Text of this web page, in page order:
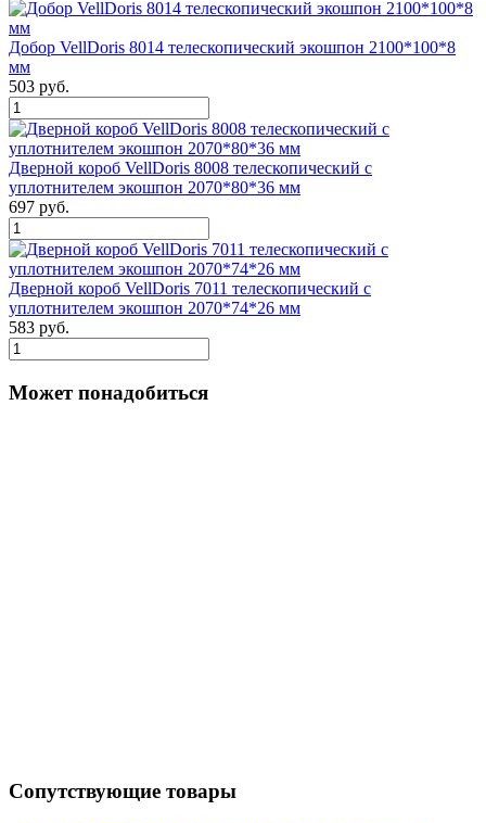
Добор VellDoris 8014 телескопический экошпон 2100*100*8
мм
503 руб.
Дверной короб VellDoris 8008 телескопический с
уплотнителем экошпон 2070*80*36 мм
697 руб.
Дверной короб VellDoris 7011 телескопический с
уплотнителем экошпон 2070*74*26 мм
583 руб.
Может понадобиться
Сопутствующие товары